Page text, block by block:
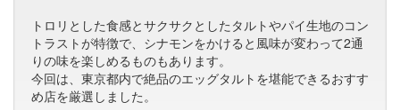
トロリとした食感とサクサクとしたタルトやパイ生地のコン
トラストが特徴で、シナモンをかけると風味が変わって2通
りの味を楽しめるものもあります。
今回は、東京都内で絶品のエッグタルトを堪能できるおすす
め店を厳選しました。